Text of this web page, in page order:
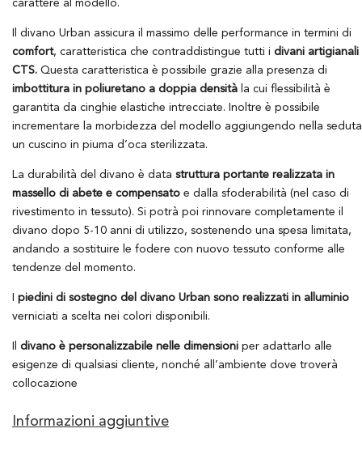
carattere al modello.
Il divano Urban assicura il massimo delle performance in termini di
comfort, caratteristica che contraddistingue tutti i divani artigianali
CTS. Questa caratteristica è possibile grazie alla presenza di
imbottitura in poliuretano a doppia densità la cui flessibilità è
garantita da cinghie elastiche intrecciate. Inoltre è possibile
incrementare la morbidezza del modello aggiungendo nella seduta
un cuscino in piuma d’oca sterilizzata.
La durabilità del divano è data struttura portante realizzata in
massello di abete e compensato e dalla sfoderabilità (nel caso di
rivestimento in tessuto). Si potrà poi rinnovare completamente il
divano dopo 5-10 anni di utilizzo, sostenendo una spesa limitata,
andando a sostituire le fodere con nuovo tessuto conforme alle
tendenze del momento.
piedini di sostegno del divano Urban sono realizzati in alluminio
verniciati a scelta nei colori disponibili.
divano è personalizzabile nelle dimensioni per adattarlo alle
esigenze di qualsiasi cliente, nonché all’ambiente dove troverà
collocazione
Informazioni aggiuntive